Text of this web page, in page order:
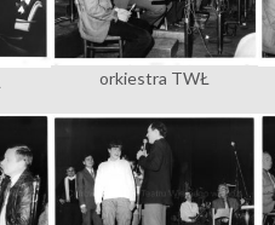
orkiestra TWŁ